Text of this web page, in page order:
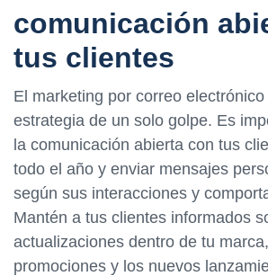
comunicación
tus clientes
El marketing por correo
estrategia de un solo golpe. Es
la comunicación abierta con tus
todo el año y enviar mensajes
según sus interacciones y
Mantén a tus clientes informados
actualizaciones dentro de tu
promociones y los nuevos